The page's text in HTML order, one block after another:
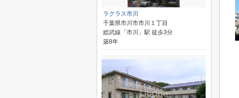
ラクラス市川
千葉県市川市市川１丁目
総武線「市川」駅 徒歩3分
築8年